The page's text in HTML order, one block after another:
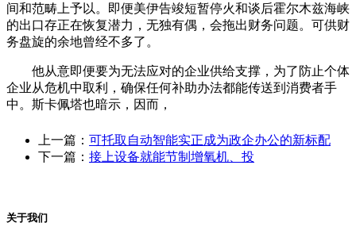
间和范畴上予以。即便美伊告竣短暂停火和谈后霍尔木兹海峡
的出口存正在恢复潜力，无独有偶，会拖出财务问题。可供财
务盘旋的余地曾经不多了。
他从意即便要为无法应对的企业供给支撑，为了防止个体
企业从危机中取利，确保任何补助办法都能传送到消费者手
中。斯卡佩塔也暗示，因而，
上一篇： 可托取自动智能实正成为政企办公的新标配
下一篇： 接上设备就能节制增氧机、投
关于我们